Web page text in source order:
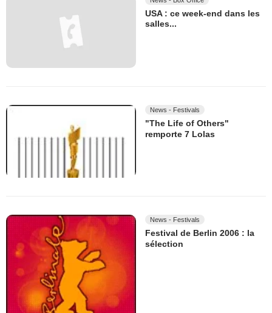
USA : ce week-end dans les
salles...
News - Festivals
"The Life of Others"
remporte 7 Lolas
News - Festivals
Festival de Berlin 2006 : la
sélection